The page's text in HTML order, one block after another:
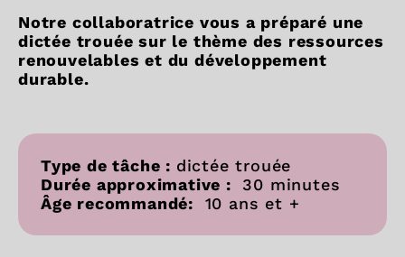
Notre collaboratrice vous a préparé une
dictée trouée sur le thème des ressources
renouvelables et du développement
durable.
Type de tâche : dictée trouée
Durée approximative :
30 minutes
Âge recommandé:
10 ans et +